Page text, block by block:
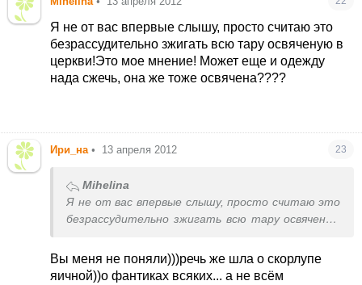
Я не от вас впервые слышу, просто считаю это
безрассудительно зжигать всю тару освяченую в
церкви!Это мое мнение! Может еще и одежду
нада сжечь, она же тоже освячена????
Ири_на • 13 апреля 2012 23
Mihelina
Я не от вас впервые слышу, просто считаю это
безрассудительно зжигать всю тару освяченую
нада сжечь, она же тоже освячена????
Вы меня не поняли)))речь же шла о скорлупе
яичной))о фантиках всяких... а не всём